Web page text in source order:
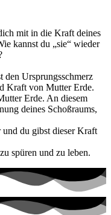
mit in die Kraft deines
kannst du „sie“ wieder
Ursprungsschmerz
Kraft von Mutter Erde.
Erde. An diesem
deines Schoßraums,
du gibst dieser Kraft
spüren und zu leben.